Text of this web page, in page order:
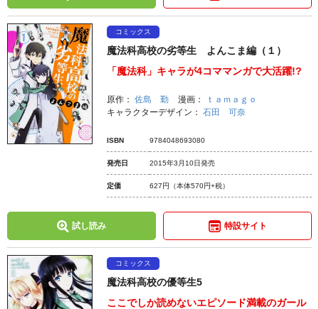
コミックス
魔法科高校の劣等生 よんこま編（１）
「魔法科」キャラが4コママンガで大活躍!?
原作： 佐島 勤 漫画：
ｔａｍａｇｏ
キャラクターデザイン： 石田 可奈
ISBN 9784048693080
発売日 2015年3月10日発売
定価 627円 （本体570円+税）
試し読み 特設サイト
コミックス
魔法科高校の優等生5
ここでしか読めないエピソード満載のガール